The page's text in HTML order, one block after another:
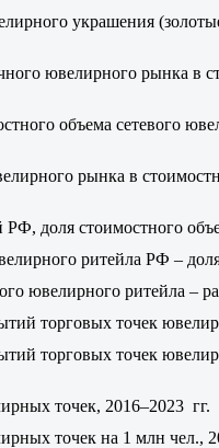
украшения
ювелирного рынка
объема сетевого
рынка в
доля стоимостного
ритейла РФ –
ювелирного ритейла –
торговых точек
торговых точек
точек, 2016–2023 гг.
точек на 1 млн чел.,